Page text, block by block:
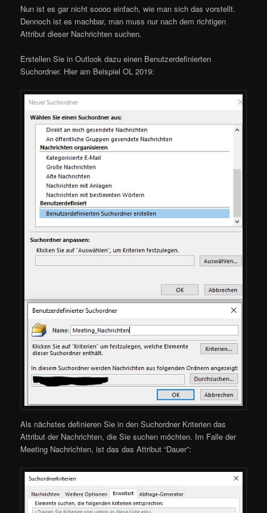
Nun ist es gar nicht soooo einfach, wie man sich das vorstellt.
Dennoch ist es machbar, man muss nur nach dem richtigen
Attribut dieser Nachrichten suchen.
Erstellen Sie in Outlook dazu einen Benutzerdefinierten
Suchordner. Hier am Beispiel OL 2019:
Als nächstes definieren Sie in den Suchordner Kriterien das
Attribut der Nachrichten, die Sie suchen möchten. Im Falle der
Meeting Nachrichten, ist das das Attribut “Dauer”: